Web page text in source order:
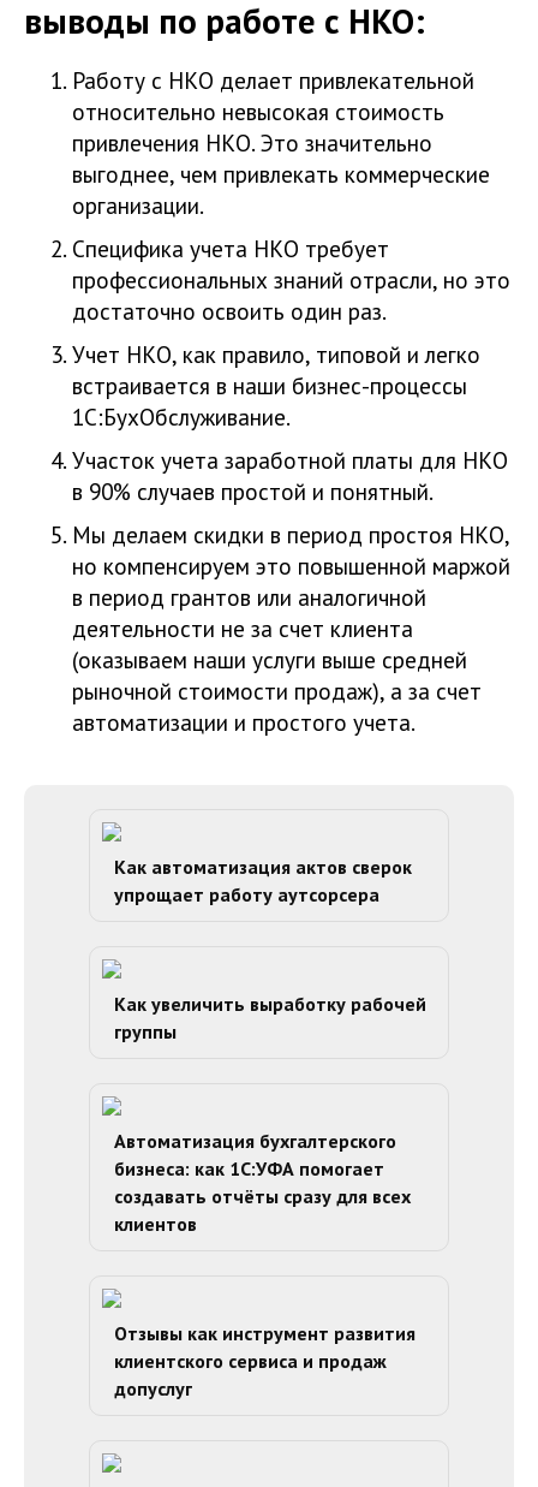
выводы по работе с НКО:
Работу с НКО делает привлекательной
относительно невысокая стоимость
привлечения НКО. Это значительно
выгоднее, чем привлекать коммерческие
организации.
Специфика учета НКО требует
профессиональных знаний отрасли, но это
достаточно освоить один раз.
Учет НКО, как правило, типовой и легко
встраивается в наши бизнес-процессы
1С:БухОбслуживание.
Участок учета заработной платы для НКО
в 90% случаев простой и понятный.
Мы делаем скидки в период простоя НКО,
но компенсируем это повышенной маржой
в период грантов или аналогичной
деятельности не за счет клиента
(оказываем наши услуги выше средней
рыночной стоимости продаж), а за счет
автоматизации и простого учета.
Как автоматизация актов сверок
упрощает работу аутсорсера
Как увеличить выработку рабочей
группы
Автоматизация бухгалтерского
бизнеса: как 1С:УФА помогает
создавать отчёты сразу для всех
клиентов
Отзывы как инструмент развития
клиентского сервиса и продаж
допуслуг